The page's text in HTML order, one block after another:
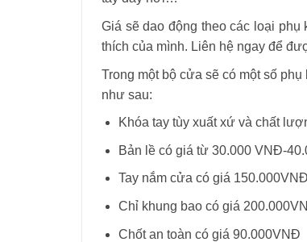
Giá sẽ dao động theo các loại
thích của mình. Liên hệ ngay để
Trong một bộ cửa sẽ có một số
như sau:
Khóa tay tùy xuất xứ và chất
Bản lề có giá từ 30.000 VNĐ-
Tay nắm cửa có giá 150.000VNĐ
Chỉ khung bao có giá
Chốt an toàn có giá 90.000VNĐ